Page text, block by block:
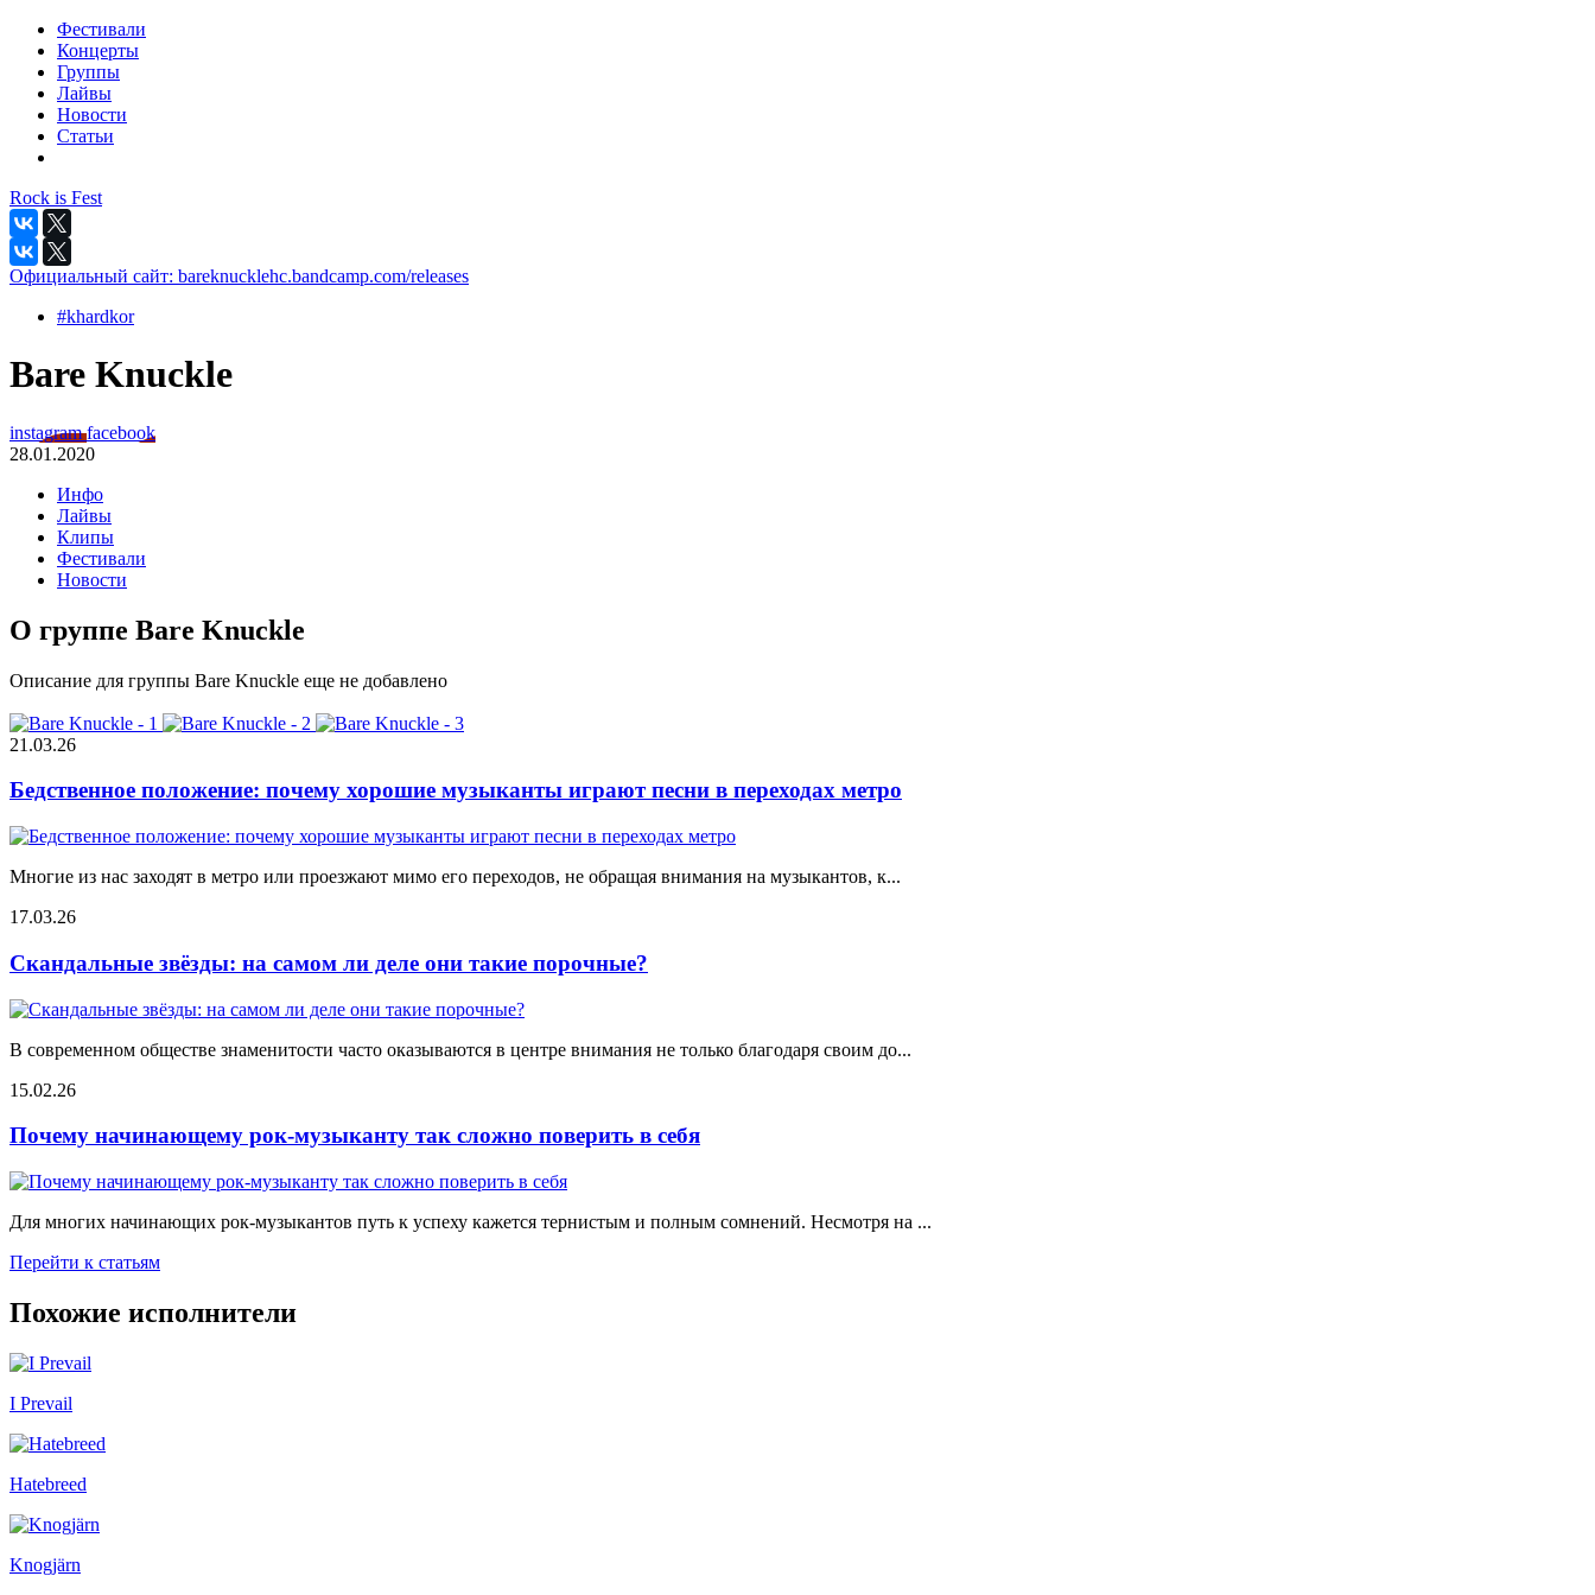
Фестивали
Концерты
Группы
Лайвы
Новости
Статьи
Rock is Fest
Официальный сайт: bareknucklehc.bandcamp.com/releases
#khardkor
Bare Knuckle
instagramfacebook
28.01.2020
Инфо
Лайвы
Клипы
Фестивали
Новости
О группе Bare Knuckle
Описание для группы Bare Knuckle еще не добавлено
21.03.26
Бедственное положение: почему хорошие музыканты играют песни в переходах метро
Многие из нас заходят в метро или проезжают мимо его переходов, не обращая внимания на музыкантов, к...
17.03.26
Скандальные звёзды: на самом ли деле они такие порочные?
В современном обществе знаменитости часто оказываются в центре внимания не только благодаря своим до...
15.02.26
Почему начинающему рок-музыканту так сложно поверить в себя
Для многих начинающих рок-музыкантов путь к успеху кажется тернистым и полным сомнений. Несмотря на ...
Перейти к статьям
Похожие исполнители
I Prevail
Hatebreed
Knogjärn